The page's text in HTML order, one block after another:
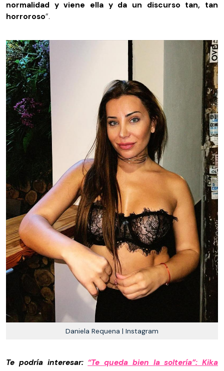
normalidad y viene ella y da un discurso tan, tan
horroroso”.
Daniela Requena | Instagram
Te podría interesar: “Te queda bien la soltería”: Kika